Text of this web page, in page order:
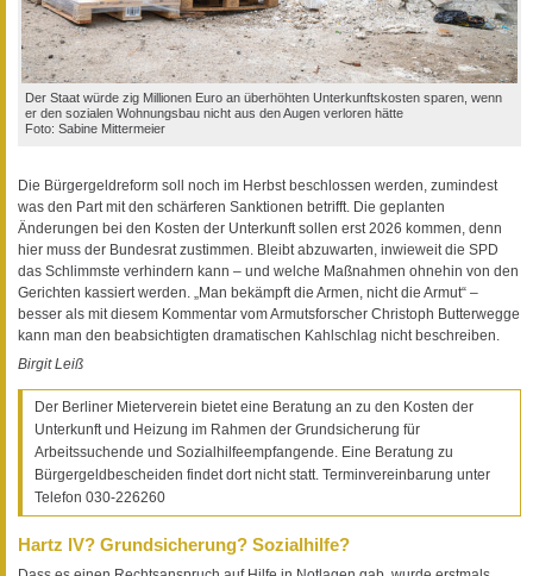
Der Staat würde zig Millionen Euro an überhöhten Unterkunftskosten sparen, wenn
er den sozialen Wohnungsbau nicht aus den Augen verloren hätte
Foto: Sabine Mittermeier
Die Bürgergeldreform soll noch im Herbst beschlossen werden, zumindest
was den Part mit den schärferen Sanktionen betrifft. Die geplanten
Änderungen bei den Kosten der Unterkunft sollen erst 2026 kommen, denn
hier muss der Bundesrat zustimmen. Bleibt abzuwarten, inwieweit die SPD
das Schlimmste verhindern kann – und welche Maßnahmen ohnehin von den
Gerichten kassiert werden. „Man bekämpft die Armen, nicht die Armut“ –
besser als mit diesem Kommentar vom Armutsforscher Christoph Butterwegge
kann man den beabsichtigten dramatischen Kahlschlag nicht beschreiben.
Birgit Leiß
Der Berliner Mieterverein bietet eine Beratung an zu den Kosten der
Unterkunft und Heizung im Rahmen der Grundsicherung für
Arbeitssuchende und Sozialhilfeempfangende. Eine Beratung zu
Bürgergeldbescheiden findet dort nicht statt. Terminvereinbarung unter
Telefon 030-226260
Hartz IV? Grundsicherung? Sozialhilfe?